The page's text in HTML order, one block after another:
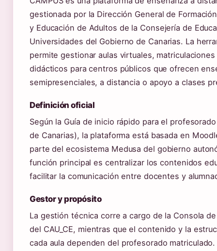
gestionada por la Dirección General de
y Educación de Adultos de la Consejería de
Universidades del Gobierno de Canarias. La
permite gestionar aulas virtuales,
didácticos para centros públicos que ofrecen
semipresenciales, a distancia o apoyo a clases
Definición oficial
Según la Guía de inicio rápido para el
de Canarias), la plataforma está basada en
parte del ecosistema Medusa del gobierno
función principal es centralizar los contenidos
facilitar la comunicación entre docentes y
Gestor y propósito
La gestión técnica corre a cargo de la Consola
del CAU_CE, mientras que el contenido y la
cada aula dependen del profesorado